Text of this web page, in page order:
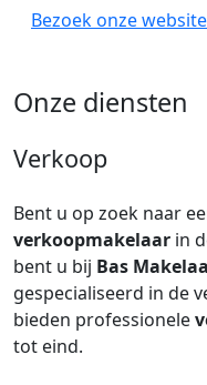
Bezoek onze
Onze diensten
Verkoop
Bent u op zoek naar
verkoopmakelaar in
bent u bij Bas
gespecialiseerd in de
bieden professionele
tot eind.